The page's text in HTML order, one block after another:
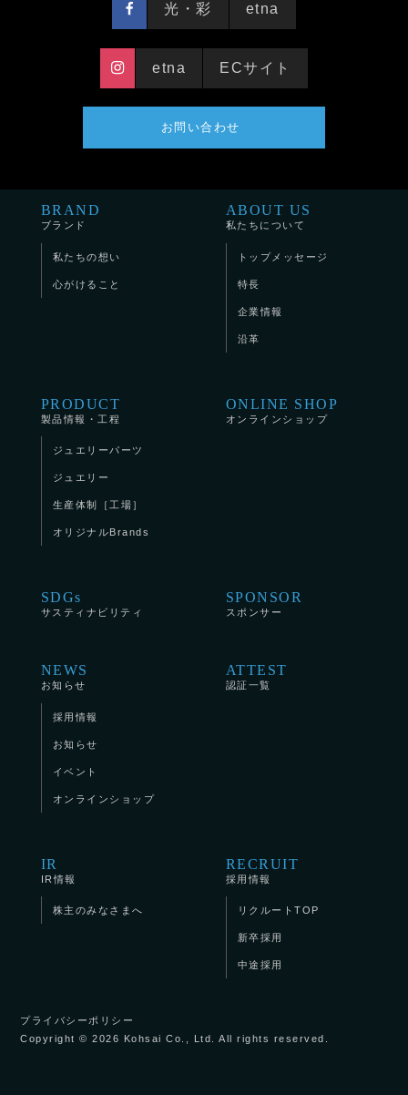
光・彩 etna
etna ECサイト
お問い合わせ
BRAND
ブランド
私たちの想い
心がけること
ABOUT US
私たちについて
トップメッセージ
特長
企業情報
沿革
PRODUCT
製品情報・工程
ジュエリーパーツ
ジュエリー
生産体制［工場］
オリジナルBrands
ONLINE SHOP
オンラインショップ
SDGs
サスティナビリティ
SPONSOR
スポンサー
NEWS
お知らせ
採用情報
お知らせ
イベント
オンラインショップ
ATTEST
認証一覧
IR
IR情報
株主のみなさまへ
RECRUIT
採用情報
リクルートTOP
新卒採用
中途採用
プライバシーポリシー
Copyright © 2026 Kohsai Co., Ltd. All rights reserved.